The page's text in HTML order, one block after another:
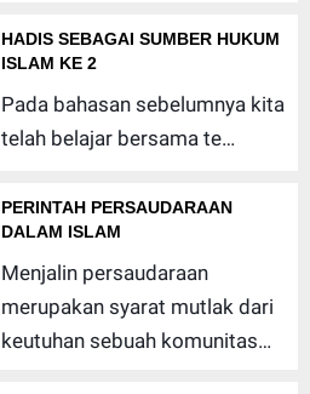
HADIS SEBAGAI SUMBER HUKUM
ISLAM KE 2
Pada bahasan sebelumnya kita
telah belajar bersama te…
PERINTAH PERSAUDARAAN
DALAM ISLAM
Menjalin persaudaraan
merupakan syarat mutlak dari
keutuhan sebuah komunitas…